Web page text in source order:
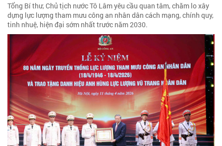
Tổng Bí thư, Chủ tịch nước Tô Lâm yêu cầu quan tâm, chăm lo xây
dựng lực lượng tham mưu công an nhân dân cách mạng, chính quy,
tinh nhuệ, hiện đại sớm nhất trước năm 2030.